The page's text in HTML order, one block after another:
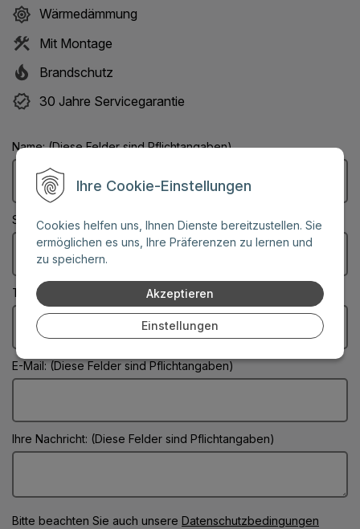
Ihre Cookie-Einstellungen
Cookies helfen uns, Ihnen Dienste bereitzustellen. Sie
ermöglichen es uns, Ihre Präferenzen zu lernen und
zu speichern.
Akzeptieren
Einstellungen
Wärmedämmung
Mit Montage
Brandschutz
30 Jahre Servicegarantie
Name: (Diese Felder sind Pflichtangaben)
Stadt: (Diese Felder sind Pflichtangaben)
Telefonnummer:
E-Mail: (Diese Felder sind Pflichtangaben)
Ihre Nachricht: (Diese Felder sind Pflichtangaben)
Bitte beachten Sie auch unsere Datenschutzbedingungen